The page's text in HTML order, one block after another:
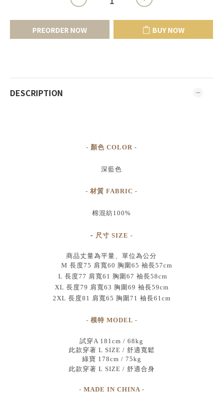
PREORDER NOW BUY NOW
DESCRIPTION
- 顏色 COLOR -
深藍色
- 材質 FABRIC -
棉混紡100%
- 尺寸 SIZE -
商品丈量為平量、單位為公分
M 長度75 肩寬60 胸圍65 袖長57cm
L 長度77 肩寬61 胸圍67 袖長58cm
XL 長度79 肩寬63 胸圍69 袖長59cm
2XL 長度81 肩寬65 胸圍71 袖長61cm
- 模特 MODEL -
試穿A 181cm / 68kg
此款穿著 L SIZE / 舒適寬鬆
綠寶 178cm / 75kg
此款穿著 L SIZE / 舒適合身
- MADE IN CHINA -